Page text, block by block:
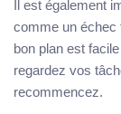
Il est également
comme un échec
bon plan est
regardez vos
recommencez.